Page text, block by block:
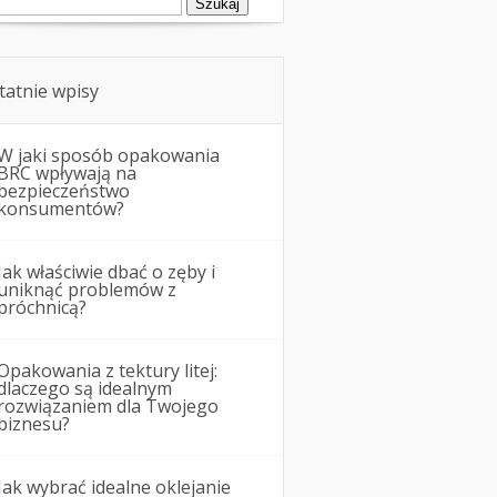
wpisy
jaki sposób opakowania
wpływają na
właściwie dbać o zęby i
problemów z
z tektury litej:
są idealnym
dla Twojego
wybrać idealne oklejanie